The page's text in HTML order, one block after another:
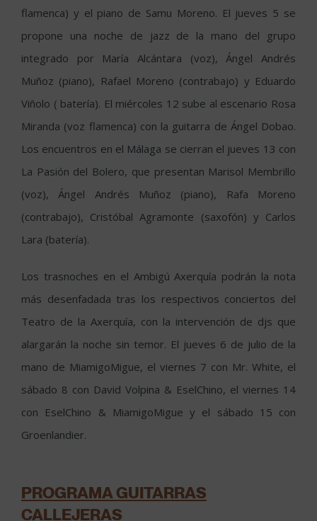
flamenca) y el piano de Samu Moreno. El jueves 5 se
propone una noche de jazz de la mano del grupo
integrado por María Alcántara (voz), Ángel Andrés
Muñoz (piano), Rafael Moreno (contrabajo) y Eduardo
Viñolo ( batería). El miércoles 12 sube al escenario Rosa
Miranda (voz flamenca) con la guitarra de Ángel Dobao.
Los encuentros en el Málaga se cierran el jueves 13 con
La Pasión del Bolero, que presentan Marisol Membrillo
(voz), Ángel Andrés Muñoz (piano), Rafa Moreno
(contrabajo), Cristóbal Agramonte (saxofón) y Carlos
Lara (batería).
Los trasnoches en el Ambigú Axerquía podrán la nota
más desenfadada tras los respectivos conciertos del
Teatro de la Axerquía, con la intervención de djs que
alargarán la noche sin temor. El jueves 6 de julio de la
mano de MiamigoMigue, el viernes 7 con Mr. White, el
sábado 8 con David Volpina & EselChino, el viernes 14
con EselChino & MiamigoMigue y el sábado 15 con
Groenlandier.
PROGRAMA GUITARRAS
CALLEJERAS